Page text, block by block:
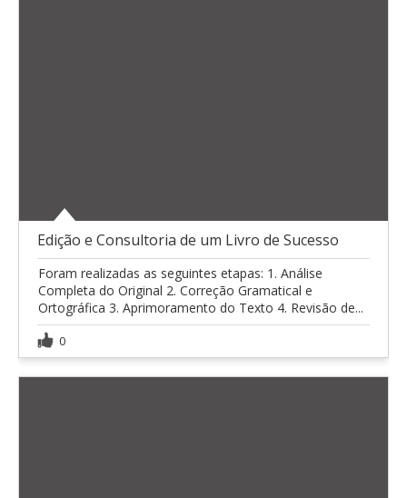
Edição e Consultoria de um Livro de Sucesso
Foram realizadas as seguintes etapas: 1. Análise
Completa do Original 2. Correção Gramatical e
Ortográfica 3. Aprimoramento do Texto 4. Revisão de...
0